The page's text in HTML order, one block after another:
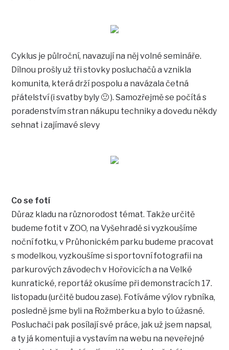
Cyklus je půlroční, navazují na něj volné semináře.
Dílnou prošly už tři stovky posluchačů a vznikla
komunita, která drží pospolu a navázala četná
přátelství (i svatby byly 🙂 ). Samozřejmě se počítá s
poradenstvím stran nákupu techniky a dovedu někdy
sehnat i zajímavé slevy
Co se fotí
Důraz kladu na různorodost témat. Takže určitě
budeme fotit v ZOO, na Vyšehradě si vyzkoušíme
noční fotku, v Průhonickém parku budeme pracovat
s modelkou, vyzkoušíme si sportovní fotografii na
parkurových závodech v Hořovicích a na Velké
kunratické, reportáž okusíme při demonstracích 17.
listopadu (určitě budou zase). Fotíváme výlov rybníka,
posledně jsme byli na Rožmberku a bylo to úžasné.
Posluchači pak posílají své práce, jak už jsem napsal,
a ty já komentuji a vystavím na webu na neveřejné